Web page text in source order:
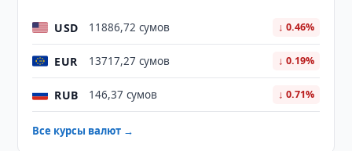
USD 11886,72 сумов ↓ 0.46%
EUR 13717,27 сумов ↓ 0.19%
RUB 146,37 сумов ↓ 0.71%
Все курсы валют →